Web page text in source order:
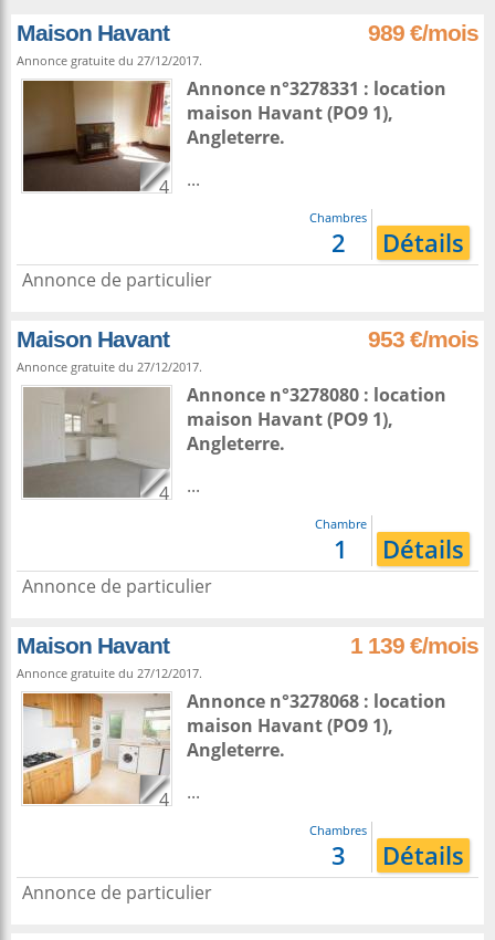
Maison Havant 989 €/mois
Annonce gratuite du 27/12/2017.
4
Annonce n°3278331 : location
maison Havant(PO9 1),
Angleterre.
...
Chambres
2 Détails
Annonce de particulier
Maison Havant 953 €/mois
Annonce gratuite du 27/12/2017.
4
Annonce n°3278080 : location
maison Havant(PO9 1),
Angleterre.
...
Chambre
1 Détails
Annonce de particulier
Maison Havant 1 139 €/mois
Annonce gratuite du 27/12/2017.
4
Annonce n°3278068 : location
maison Havant(PO9 1),
Angleterre.
...
Chambres
3 Détails
Annonce de particulier